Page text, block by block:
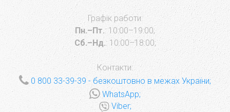
Графік работи:
Пн.–Пт.: 10:00–19:00;
Сб.–Нд.: 10:00–18:00;
Контакти:
0 800 33-39-39 - безкоштовно в межах України;
WhatsApp;
Viber;